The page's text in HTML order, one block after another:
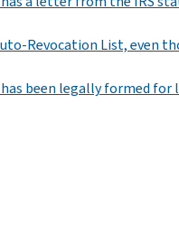
Revocation List, even
been legally formed for